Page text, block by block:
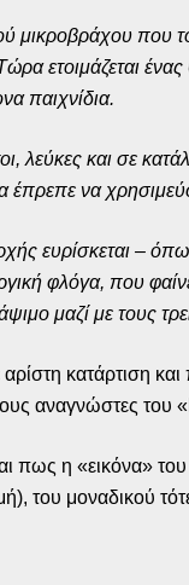
μικροβράχου που
ετοιμάζεται
παιχνίδια.
λεύκες και σε
έπρεπε να
ευρίσκεται –
φλόγα, που
μαζί με τους
κατάρτιση
αναγνώστες του
πως η «εικόνα»
του μοναδικού